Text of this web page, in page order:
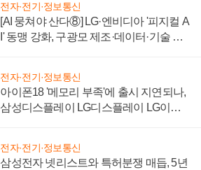
전자·전기·정보통신
[AI 뭉쳐야 산다⑧] LG·엔비디아 '피지컬 A
I' 동맹 강화, 구광모 제조·데이터·기술 결
전자·전기·정보통신
아이폰18 '메모리 부족'에 출시 지연되나,
삼성디스플레이 LG디스플레이 LG이노
전자·전기·정보통신
삼성전자 넷리스트와 특허분쟁 매듭, 5년